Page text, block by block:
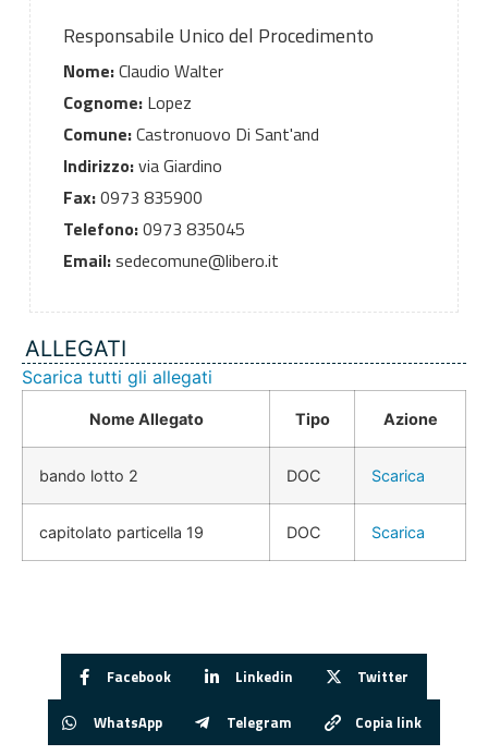
Responsabile Unico del Procedimento
Nome:Claudio Walter
Cognome:Lopez
Comune:Castronuovo Di Sant'and
Indirizzo:via Giardino
Fax:0973 835900
Telefono:0973 835045
Email:sedecomune@libero.it
ALLEGATI
Scarica tutti gli allegati
Nome Allegato Tipo Azione
bando lotto 2 DOC Scarica
capitolato particella 19 DOC Scarica
Facebook Linkedin Twitter
WhatsApp Telegram Copia link